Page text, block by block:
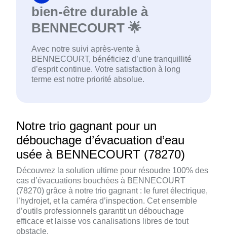
bien-être durable à
BENNECOURT 🌟
Avec notre suivi après-vente à
BENNECOURT, bénéficiez d’une tranquillité
d’esprit continue. Votre satisfaction à long
terme est notre priorité absolue.
Notre trio gagnant pour un
débouchage d’évacuation d’eau
usée à BENNECOURT (78270)
Découvrez la solution ultime pour résoudre 100% des
cas d’évacuations bouchées à BENNECOURT
(78270) grâce à notre trio gagnant : le furet électrique,
l’hydrojet, et la caméra d’inspection. Cet ensemble
d’outils professionnels garantit un débouchage
efficace et laisse vos canalisations libres de tout
obstacle.